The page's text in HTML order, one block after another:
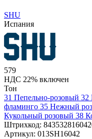
SHU
Испания
579
НДС 22% включен
Тон
31 Пепельно-розовый 32
фламинго 35 Нежный
Кукольный розовый 38
Штрихкод:
Артикул: 013SH16042